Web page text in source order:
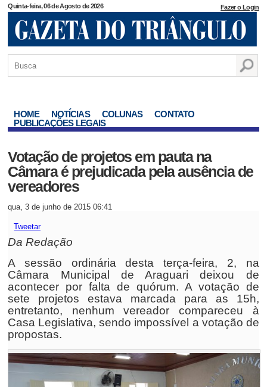
Quinta-feira, 06 de Agosto de 2026 Fazer o Login
HOME NOTÍCIAS COLUNAS
CONTATO
PUBLICAÇÕES LEGAIS
Votação de projetos em pauta na
Câmara é prejudicada pela ausência de
vereadores
qua, 3 de junho de 2015 06:41
Tweetar
Da Redação
A sessão ordinária desta terça-feira, 2, na
Câmara Municipal de Araguari deixou de
acontecer por falta de quórum. A votação de
sete projetos estava marcada para as 15h,
entretanto, nenhum vereador compareceu à
Casa Legislativa, sendo impossível a votação de
propostas.